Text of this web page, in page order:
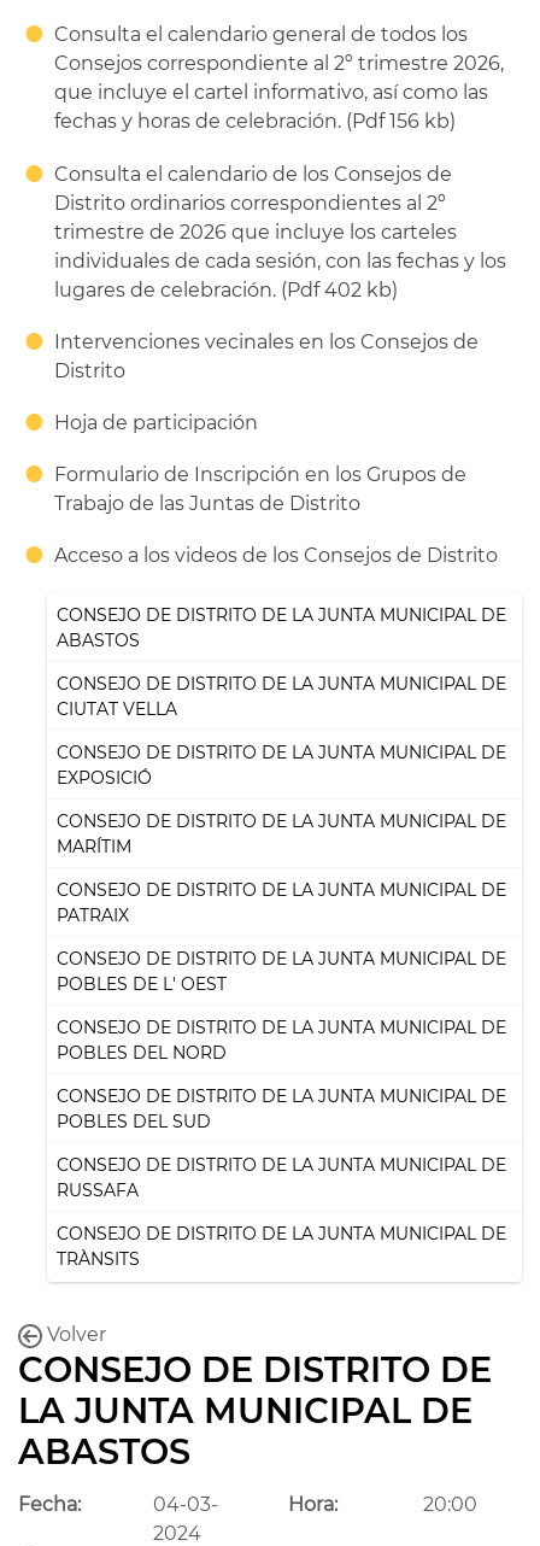
Consulta el calendario general de todos los
Consejos correspondiente al 2º trimestre 2026,
que incluye el cartel informativo, así como las
fechas y horas de celebración. (Pdf 156 kb)
Consulta el calendario de los Consejos de
Distrito ordinarios correspondientes al 2º
trimestre de 2026 que incluye los carteles
individuales de cada sesión, con las fechas y los
lugares de celebración. (Pdf 402 kb)
Intervenciones vecinales en los Consejos de
Distrito
Hoja de participación
Formulario de Inscripción en los Grupos de
Trabajo de las Juntas de Distrito
Acceso a los videos de los Consejos de Distrito
CONSEJO DE DISTRITO DE LA JUNTA MUNICIPAL DE
ABASTOS
CONSEJO DE DISTRITO DE LA JUNTA MUNICIPAL DE
CIUTAT VELLA
CONSEJO DE DISTRITO DE LA JUNTA MUNICIPAL DE
EXPOSICIÓ
CONSEJO DE DISTRITO DE LA JUNTA MUNICIPAL DE
MARÍTIM
CONSEJO DE DISTRITO DE LA JUNTA MUNICIPAL DE
PATRAIX
CONSEJO DE DISTRITO DE LA JUNTA MUNICIPAL DE
POBLES DE L' OEST
CONSEJO DE DISTRITO DE LA JUNTA MUNICIPAL DE
POBLES DEL NORD
CONSEJO DE DISTRITO DE LA JUNTA MUNICIPAL DE
POBLES DEL SUD
CONSEJO DE DISTRITO DE LA JUNTA MUNICIPAL DE
RUSSAFA
CONSEJO DE DISTRITO DE LA JUNTA MUNICIPAL DE
TRÀNSITS
Volver
CONSEJO DE DISTRITO DE
LA JUNTA MUNICIPAL DE
ABASTOS
Fecha:
04-03-
2024
Hora: 20:00